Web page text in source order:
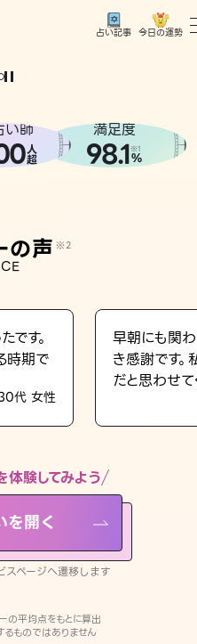
占い記事 今日の運勢
どうせなら
い師
人
超
満足度
98.1※1
%
の声 ※2
です。
時期で
代 女性
早朝にも関
き感謝です
だと思わせて
験してみよう
開く
ページへ遷移します
の平均点をもとに算出
ものではありません